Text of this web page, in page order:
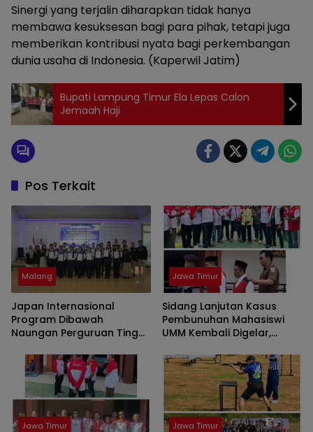
Sinergi yang terjalin diharapkan tidak hanya
membawa kesuksesan bagi para pihak, tetapi juga
memberikan kontribusi nyata bagi perkembangan
dunia usaha di Indonesia. (Kaperwil Jatim)
Bupati Lampung Timur Ela Lepas Calon
Jemaah Haji
Pos Terkait
Malang
Japan Internasional
Program Dibawah
Naungan Perguruan Tinggi
berangkatkan belasan
Siswa ke Jepang
Jawa Timur
Sidang Lanjutan Kasus
Pembunuhan Mahasiswi
UMM Kembali Digelar,
LIRA Malang Raya
Jawa Timur Jawa Timur